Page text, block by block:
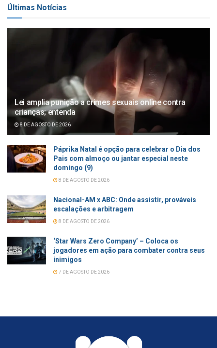
Últimas Notícias
Lei amplia punição a crimes sexuais online contra
crianças; entenda
8 DE AGOSTO DE 2026
Páprika Natal é opção para celebrar o Dia dos
Pais com almoço ou jantar especial neste
domingo (9)
8 DE AGOSTO DE 2026
Nacional-AM x ABC: Onde assistir, prováveis
escalações e arbitragem
8 DE AGOSTO DE 2026
‘Star Wars Zero Company’ – Coloca os
jogadores em ação para combater contra seus
inimigos
7 DE AGOSTO DE 2026